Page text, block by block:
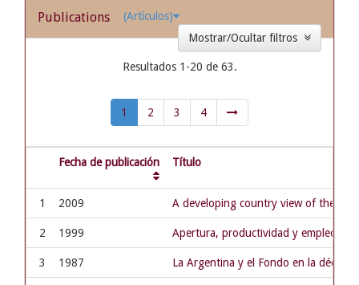
Publications
(Artículos)
Resultados 1-20 de 63.
1 2 3 4
Fecha de publicación Título
1 2009 A developing country view of the
2 1999 Apertura, productividad y empleo.
3 1987 La Argentina y el Fondo en la década